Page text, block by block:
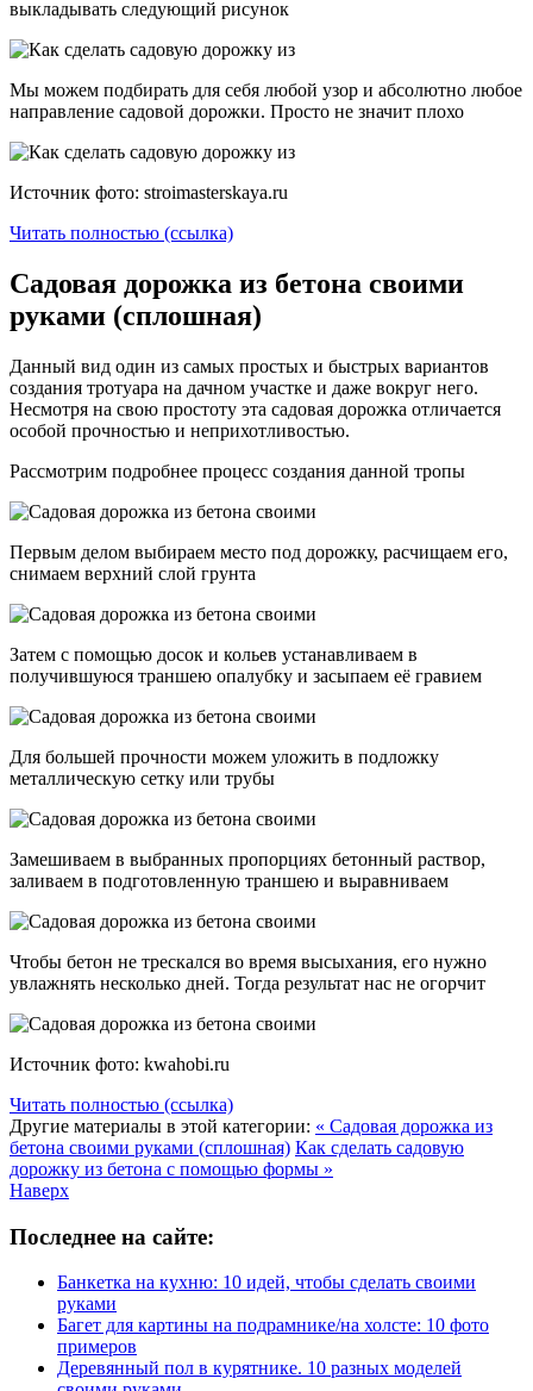
выкладывать следующий рисунок
Мы можем подбирать для себя любой узор и абсолютно любое
направление садовой дорожки. Просто не значит плохо
Источник фото: stroimasterskaya.ru
Читать полностью (ссылка)
Садовая дорожка из бетона своими
руками (сплошная)
Данный вид один из самых простых и быстрых вариантов
создания тротуара на дачном участке и даже вокруг него.
Несмотря на свою простоту эта садовая дорожка отличается
особой прочностью и неприхотливостью.
Рассмотрим подробнее процесс создания данной тропы
Первым делом выбираем место под дорожку, расчищаем его,
снимаем верхний слой грунта
Затем с помощью досок и кольев устанавливаем в
получившуюся траншею опалубку и засыпаем её гравием
Для большей прочности можем уложить в подложку
металлическую сетку или трубы
Замешиваем в выбранных пропорциях бетонный раствор,
заливаем в подготовленную траншею и выравниваем
Чтобы бетон не трескался во время высыхания, его нужно
увлажнять несколько дней. Тогда результат нас не огорчит
Источник фото: kwahobi.ru
Читать полностью (ссылка)
Другие материалы в этой категории: « Садовая дорожка из
бетона своими руками (сплошная) Как сделать садовую
дорожку из бетона с помощью формы »
Наверх
Последнее на сайте:
Банкетка на кухню: 10 идей, чтобы сделать своими
руками
Багет для картины на подрамнике/на холсте: 10 фото
примеров
Деревянный пол в курятнике. 10 разных моделей